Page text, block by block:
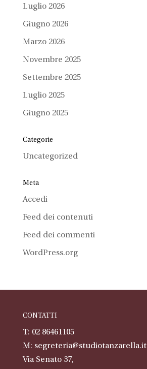
Luglio 2026
Giugno 2026
Marzo 2026
Novembre 2025
Settembre 2025
Luglio 2025
Giugno 2025
Categorie
Uncategorized
Meta
Accedi
Feed dei contenuti
Feed dei commenti
WordPress.org
CONTATTI
T: 02 86461105
M: segreteria@studiotanzarella.it
Via Senato 37,